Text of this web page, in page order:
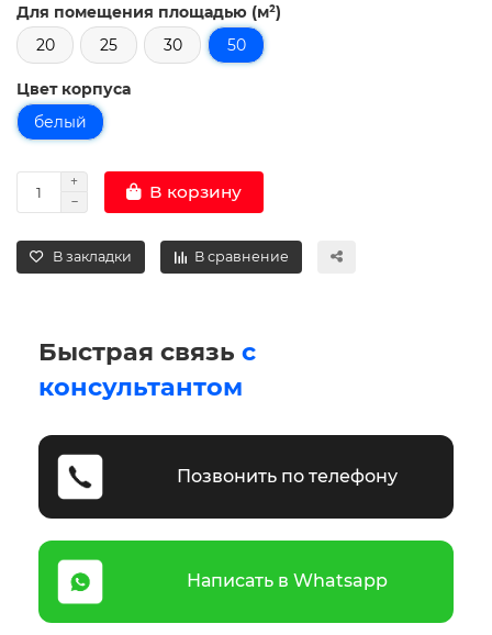
Для помещения площадью (м²)
20
25 30 50
Цвет корпуса
белый
В корзину
В закладки В сравнение
Быстрая связь с
консультантом
Позвонить по телефону
Написать в Whatsapp